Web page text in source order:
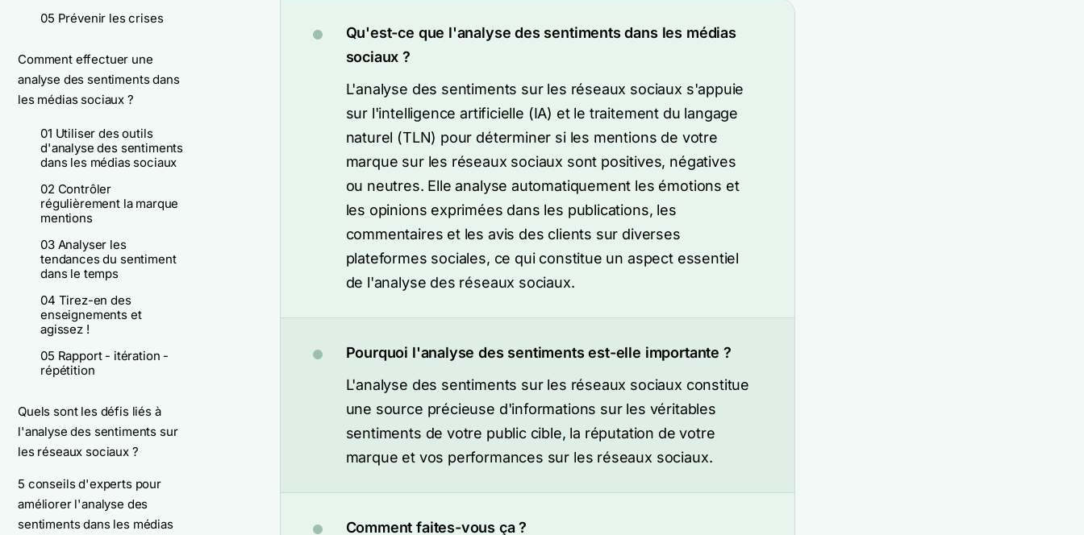
05 Prévenir les crises
Comment effectuer une
analyse des sentiments dans
les médias sociaux ?
01 Utiliser des outils
d'analyse des sentiments
dans les médias sociaux
02 Contrôler
régulièrement la marque
mentions
03 Analyser les
tendances du sentiment
dans le temps
04 Tirez-en des
enseignements et
agissez !
05 Rapport - itération -
répétition
Quels sont les défis liés à
l'analyse des sentiments sur
les réseaux sociaux ?
5 conseils d'experts pour
améliorer l'analyse des
sentiments dans les médias
Qu'est-ce que l'analyse des sentiments dans les médias
sociaux ?
L'analyse des sentiments sur les réseaux sociaux s'appuie
sur l'intelligence artificielle (IA) et le traitement du langage
naturel (TLN) pour déterminer si les mentions de votre
marque sur les réseaux sociaux sont positives, négatives
ou neutres. Elle analyse automatiquement les émotions et
les opinions exprimées dans les publications, les
commentaires et les avis des clients sur diverses
plateformes sociales, ce qui constitue un aspect essentiel
de l'analyse des réseaux sociaux.
Pourquoi l'analyse des sentiments est-elle importante ?
L'analyse des sentiments sur les réseaux sociaux constitue
une source précieuse d'informations sur les véritables
sentiments de votre public cible, la réputation de votre
marque et vos performances sur les réseaux sociaux.
Comment faites-vous ça ?